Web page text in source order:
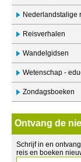
Nederlandstalige
Reisverhalen
Wandelgidsen
Wetenschap -
Zondagsboeken
Ontvang de
Schrijf in en
reis en boeken